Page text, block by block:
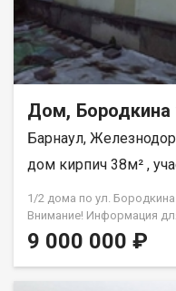
Дом, Бородкина
Барнаул,
дом кирпич 38м² ,
1/2 дома по ул.
Внимание! Информация
этой локации! Продается
месте (около парка
вторую половину дома,
9 000 000 ₽